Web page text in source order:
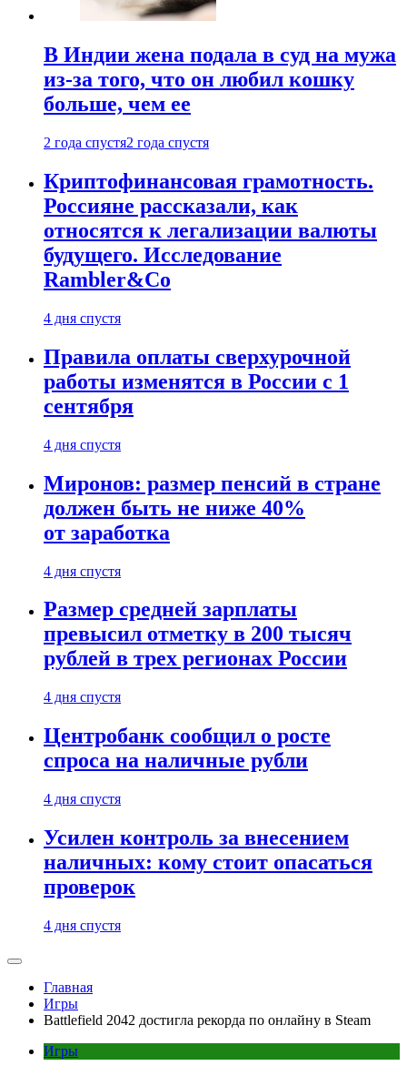
В Индии жена подала в суд на мужа
из-за того, что он любил кошку
больше, чем ее
2 года спустя2 года спустя
Криптофинансовая грамотность.
Россияне рассказали, как
относятся к легализации валюты
будущего. Исследование
Rambler&Co
4 дня спустя
Правила оплаты сверхурочной
работы изменятся в России с 1
сентября
4 дня спустя
Миронов: размер пенсий в стране
должен быть не ниже 40%
от заработка
4 дня спустя
Размер средней зарплаты
превысил отметку в 200 тысяч
рублей в трех регионах России
4 дня спустя
Центробанк сообщил о росте
спроса на наличные рубли
4 дня спустя
Усилен контроль за внесением
наличных: кому стоит опасаться
проверок
4 дня спустя
Главная
Игры
Battlefield 2042 достигла рекорда по онлайну в Steam
Игры